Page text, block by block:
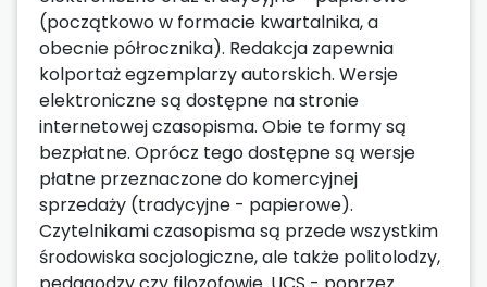
(początkowo w formacie kwartalnika, a
obecnie półrocznika). Redakcja zapewnia
kolportaż egzemplarzy autorskich. Wersje
elektroniczne są dostępne na stronie
internetowej czasopisma. Obie te formy są
bezpłatne. Oprócz tego dostępne są wersje
płatne przeznaczone do komercyjnej
sprzedaży (tradycyjne - papierowe).
Czytelnikami czasopisma są przede wszystkim
środowiska socjologiczne, ale także politolodzy,